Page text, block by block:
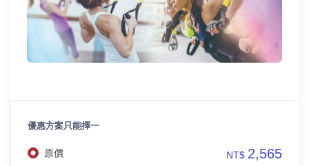
優惠方案只能擇一
原價 NT$ 2,565